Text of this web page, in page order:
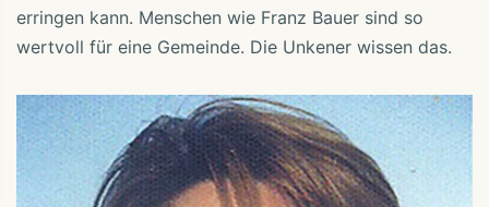
erringen kann. Menschen wie Franz Bauer sind so
wertvoll für eine Gemeinde. Die Unkener wissen das.